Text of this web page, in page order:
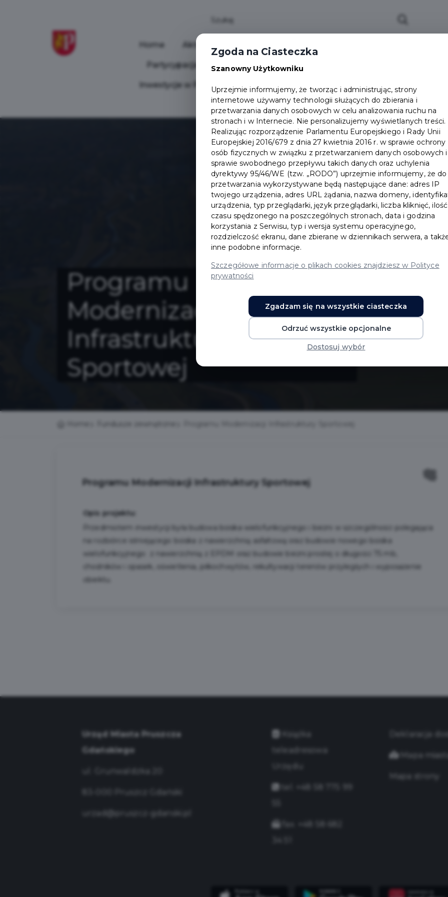
Home Aktualności Wydarzenia
Partycypacja Społeczna Programy
Inwestycje w Pruszczu Mapa Miasta Załatw sprawę
Ochrona ludności
Programu
Modernizacji
Infrastruktury
Sportowej
Programu Modernizacji Infrastruktury Sportowej
Opis projektu:
Przedmiotem inwestycji była budowa boiska wielofunkcyjnego i bieżni w szczególności polegająca
na rozbiórce istniejącego boiska z nawierzchnią asfaltową oraz budowie nowego boiska
wielofunkcyjnego z nawierzchnią z EPDM oraz budowie bieżni prostej o długości 75 mb,
chodników i opasek, oświetlenia, piłkochwytów, rekultywacji terenów przyległych i wyposażenie
obiektu.
Urząd Miasta Pruszcza
Gdańskiego
urzad@pruszcz-gdanski.pl
Książka
teleadresowa
Deklaracja
Mapa
Mapa strony
Zgoda na Ciasteczka
Szanowny Użytkowniku
Uprzejmie informujemy, że tworząc i administrując, strony
internetowe używamy technologii służących do zbierania i
przetwarzania danych osobowych w celu analizowania ruchu na
stronach i w Internecie. Nie personalizujemy wyświetlanych treści.
Realizując rozporządzenie Parlamentu Europejskiego i Rady Unii
Europejskiej 2016/679 z dnia 27 kwietnia 2016 r. w sprawie ochrony
osób fizycznych w związku z przetwarzaniem danych osobowych
sprawie swobodnego przepływu takich danych oraz uchylenia
dyrektywy 95/46/WE (tzw. „RODO”) uprzejmie informujemy, że do
przetwarzania wykorzystywane będą następujące dane: adres IP
twojego urządzenia, adres URL żądania, nazwa domeny,
urządzenia, typ przeglądarki, język przeglądarki, liczba kliknięć, ilość
czasu spędzonego na poszczególnych stronach, data i godzina
korzystania z Serwisu, typ i wersja systemu operacyjnego,
rozdzielczość ekranu, dane zbierane w dziennikach serwera, a
inne podobne informacje.
Szczegółowe informacje o plikach cookies znajdziesz w Polityce
prywatności
Zgadzam się na wszystkie ciasteczka
Odrzuć wszystkie opcjonalne
Dostosuj wybór